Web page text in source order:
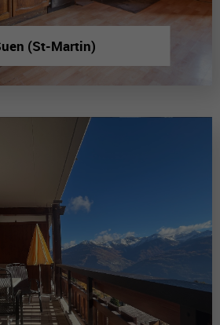
(St-Martin)